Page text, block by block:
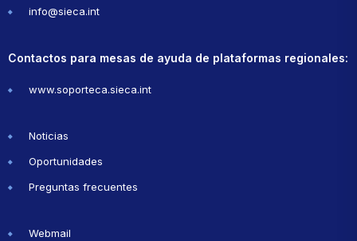
info@sieca.int
Contactos para mesas de ayuda de plataformas regionales:
www.soporteca.sieca.int
Noticias
Oportunidades
Preguntas frecuentes
Webmail